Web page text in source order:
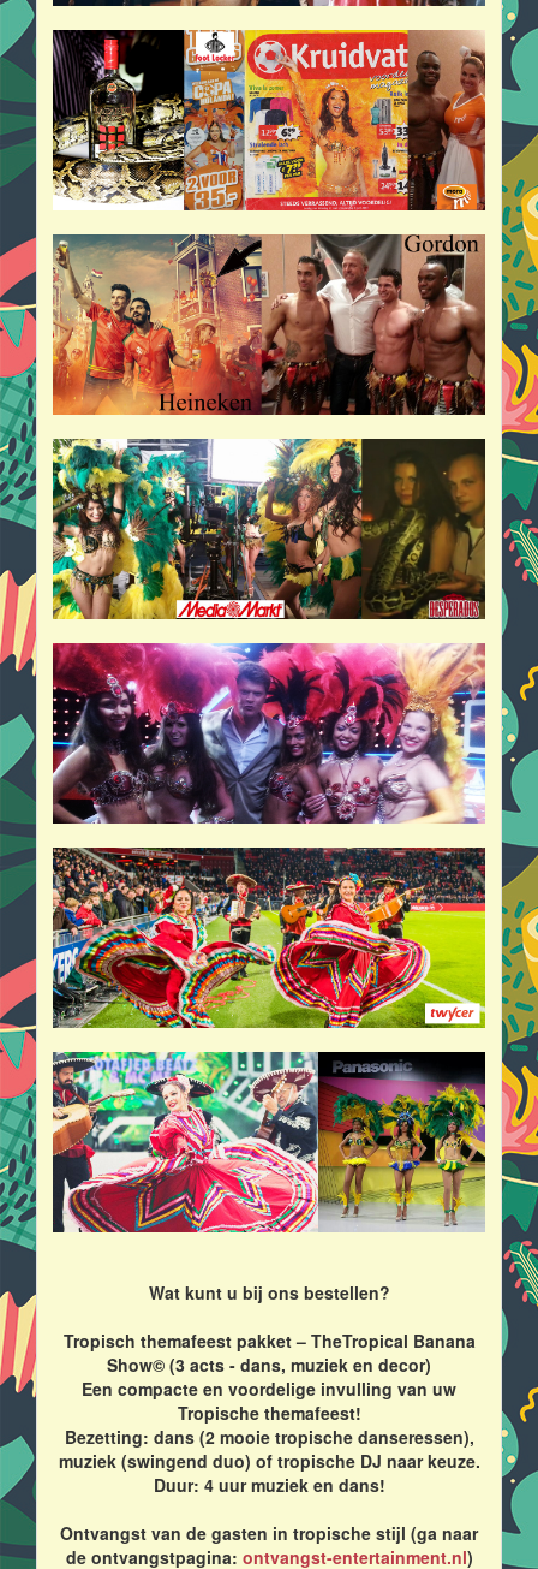
Wat kunt u bij ons bestellen?
Tropisch themafeest pakket – TheTropical Banana
Show© (3 acts - dans, muziek en decor)
Een compacte en voordelige invulling van uw
Tropische themafeest!
Bezetting: dans (2 mooie tropische danseressen),
muziek (swingend duo) of tropische DJ naar keuze.
Duur: 4 uur muziek en dans!
Ontvangst van de gasten in tropische stijl (ga naar
de ontvangstpagina: ontvangst-entertainment.nl)